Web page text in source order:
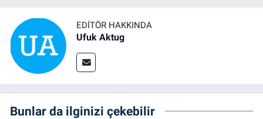
EDITÖR HAKKINDA
Ufuk Aktug
Bunlar da ilginizi çekebilir